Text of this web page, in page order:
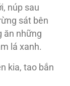
núp sau
sát bên
ăn những
lá xanh.
kia, tao bắn